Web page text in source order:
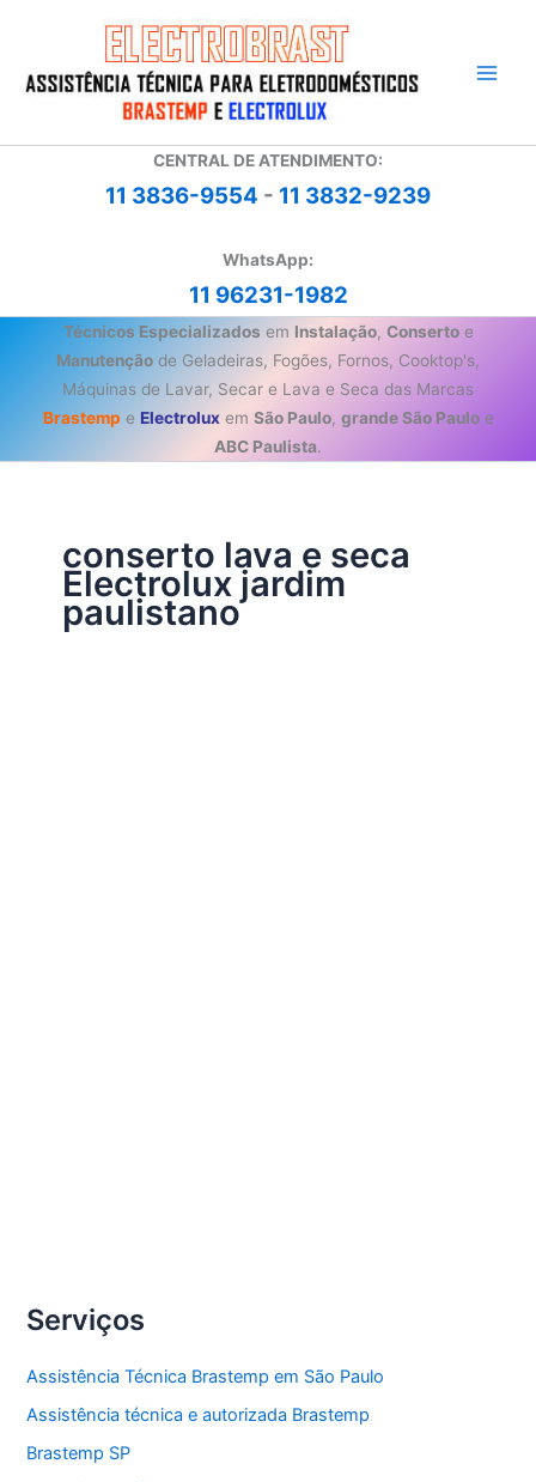
conteúdo
CENTRAL DE ATENDIMENTO:
11 3836-9554 - 11 3832-9239
WhatsApp:
11 96231-1982
Técnicos Especializados em Instalação, Consertoe
Manutenção de Geladeiras, Fogões, Fornos, Cooktop's,
Máquinas de Lavar, Secar e Lava e Seca das Marcas
Brastemp e Electroluxem São Paulo, grande São Pauloe
ABC Paulista.
conserto lava e seca
Electrolux jardim
paulistano
Electrolux
Serviços
Assistência Técnica Brastemp em São Paulo
Assistência técnica e autorizada Brastemp
Brastemp SP